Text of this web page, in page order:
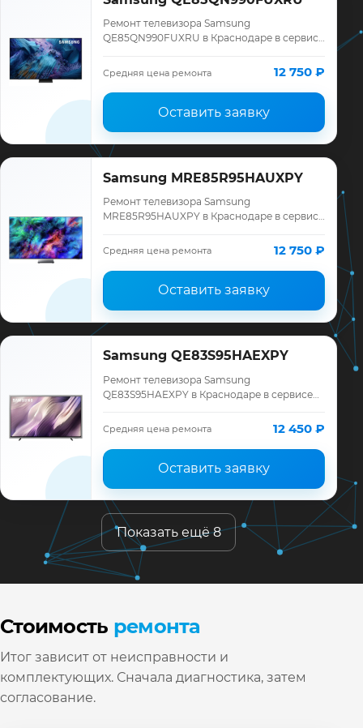
Ремонт телевизора Samsung
QE85QN990FUXRU в Краснодаре в сервисе
Samsung, смета до ремонта, запчасти и
гарантия до 12 меся…
Средняя цена ремонта 12 750 ₽
Оставить заявку
Samsung MRE85R95HAUXPY
Ремонт телевизора Samsung
MRE85R95HAUXPY в Краснодаре в сервисе
Samsung, смета до ремонта, запчасти и
Средняя цена ремонта 12 750 ₽
Оставить заявку
Samsung QE83S95HAEXPY
Ремонт телевизора Samsung
QE83S95HAEXPY в Краснодаре в сервисе
Samsung, смета до ремонта, запчасти и
гарантия до 12 месяц…
Средняя цена ремонта 12 450 ₽
Оставить заявку
Показать ещё 8
Стоимость ремонта
Итог зависит от неисправности и
комплектующих. Сначала диагностика, затем
согласование.